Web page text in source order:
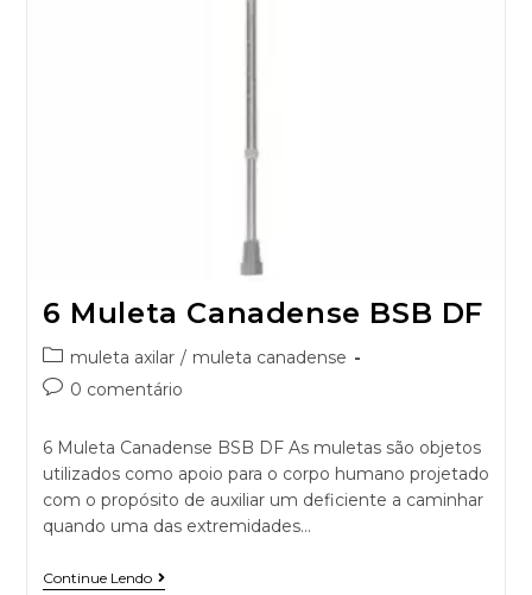
6 Muleta Canadense BSB DF
muleta axilar / muleta canadense
0 comentário
6 Muleta Canadense BSB DF As muletas são objetos
utilizados como apoio para o corpo humano projetado
com o propósito de auxiliar um deficiente a caminhar
quando uma das extremidades…
Continue Lendo